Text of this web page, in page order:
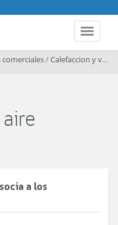
Toggle
comerciales/Calefaccion y ventilacion
a los